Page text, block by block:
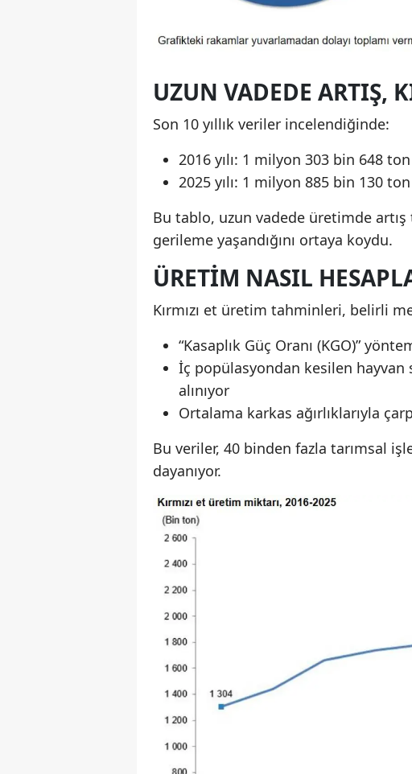
UZUN VADEDE ARTIŞ,
Son 10 yıllık veriler incelendiğinde:
2016 yılı: 1 milyon 303 bin 648 ton
2025 yılı: 1 milyon 885 bin 130 ton
Bu tablo, uzun vadede üretimde
gerileme yaşandığını ortaya koydu.
ÜRETIM NASIL
Kırmızı et üretim tahminleri, belirli
“Kasaplık Güç Oranı (KGO)”
İç popülasyondan kesilen hayvan
alınıyor
Ortalama karkas ağırlıklarıyla
Bu veriler, 40 binden fazla tarımsal
dayanıyor.